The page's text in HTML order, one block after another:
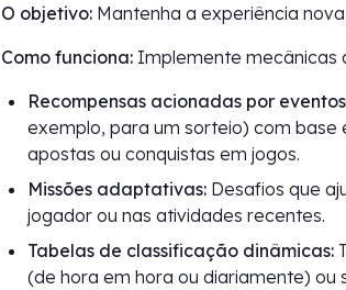
O objetivo: Mantenha a experiência
Como funciona: Implemente mecânicas
Recompensas acionadas por
exemplo, para um sorteio) com
apostas ou conquistas em jogos.
Missões adaptativas: Desafios que
jogador ou nas atividades recentes.
Tabelas de classificação dinâmicas:
(de hora em hora ou diariamente)